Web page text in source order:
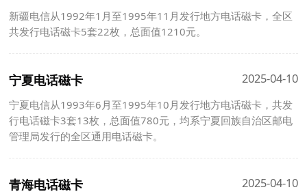
新疆电信从1992年1月至1995年11月发行地方电话磁卡，全区
共发行电话磁卡5套22枚，总面值1210元。
宁夏电话磁卡 2025-04-10
宁夏电信从1993年6月至1995年10月发行地方电话磁卡，共发
行电话磁卡3套13枚，总面值780元，均系宁夏回族自治区邮电
管理局发行的全区通用电话磁卡。
青海电话磁卡 2025-04-10